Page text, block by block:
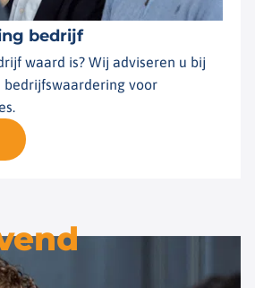
bedrijf
waard is? Wij adviseren u bij
bedrijfswaardering voor